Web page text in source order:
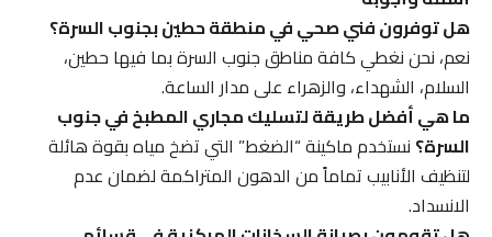
هل توفرون فني صحي في منطقة حطين بجنوب السرة؟
نعم، نحن نغطي كافة مناطق جنوب السرة بما فيها حطين،
السلام، الشهداء، والزهراء على مدار الساعة.
ما هي أفضل طريقة لتسليك مجاري المطبخ في جنوب
السرة؟نستخدم ماكينة “الضغط” التي تضخ مياه بقوة هائلة
لتنظيف الأنابيب تماماً من الدهون المتراكمة لضمان عدم
الانسداد.